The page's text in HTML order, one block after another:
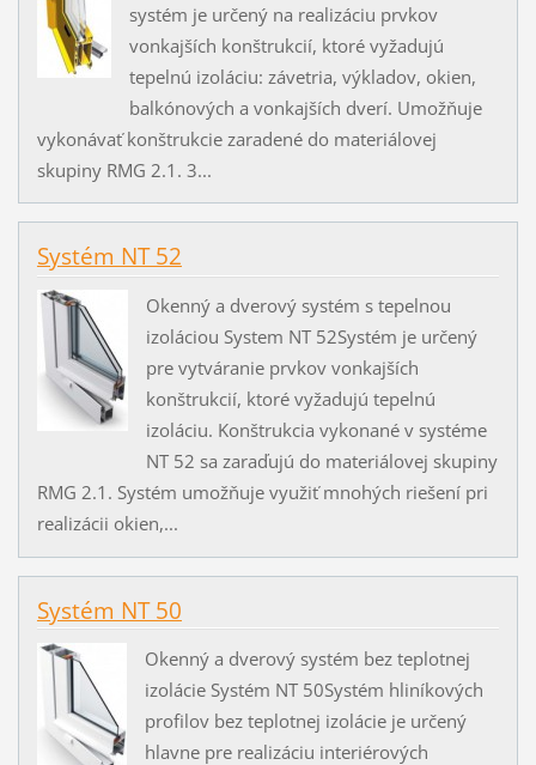
systém je určený na realizáciu prvkov
vonkajších konštrukcií, ktoré vyžadujú
tepelnú izoláciu: závetria, výkladov, okien,
balkónových a vonkajších dverí. Umožňuje
vykonávať konštrukcie zaradené do materiálovej
skupiny RMG 2.1. 3...
Systém NT 52
Okenný a dverový systém s tepelnou
izoláciou System NT 52Systém je určený
pre vytváranie prvkov vonkajších
konštrukcií, ktoré vyžadujú tepelnú
izoláciu. Konštrukcia vykonané v systéme
NT 52 sa zaraďujú do materiálovej skupiny
RMG 2.1. Systém umožňuje využiť mnohých riešení pri
realizácii okien,...
Systém NT 50
Okenný a dverový systém bez teplotnej
izolácie Systém NT 50Systém hliníkových
profilov bez teplotnej izolácie je určený
hlavne pre realizáciu interiérových